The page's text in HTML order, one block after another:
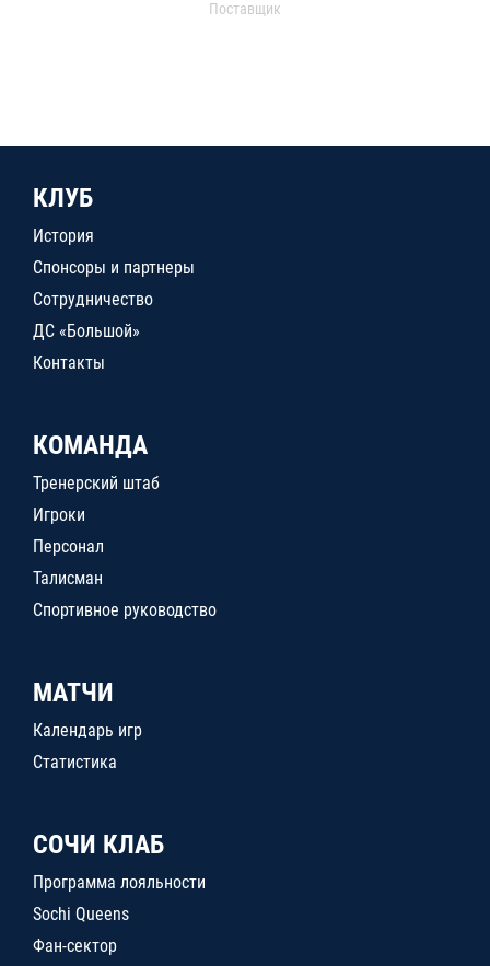
Поставщик
КЛУБ
История
Спонсоры и партнеры
Сотрудничество
ДС «Большой»
Контакты
КОМАНДА
Тренерский штаб
Игроки
Персонал
Талисман
Спортивное руководство
МАТЧИ
Календарь игр
Статистика
СОЧИ КЛАБ
Программа лояльности
Sochi Queens
Фан-сектор